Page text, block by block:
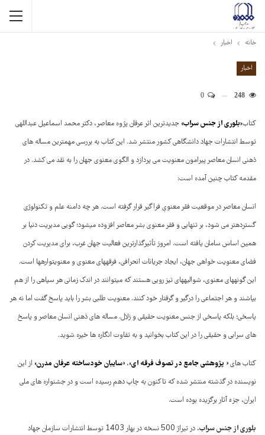
خانه اخبار
اخبار
248
کتاب«بلوری از جنس سراب» جدیدترین اثر عرفان پژوه معاصر، دکتر محمد اسماعیل عبداللهی
توسط انتشارات جهاد دانشگاهی کشور منتشر شد. این کتاب به بررسی مهمترین مساله های
ذهنی انسان معاصر پیرامون معنویت می پردازد و الگوی معنوی جهان را به نقد می کشد. در
مقدمه کتاب چنین آمده است:
انسان معاصر در موقعیت فقر معنویِ فراگیر قرار گرفته است. هر چه دامنه علم و تکنولوژی
گسترده­تر می شود، بر تنهایی و فقر معنوی بشر معاصر افزوده می­شود؛ گویی مدیریت دنیا بر
همین اساس سامان یافته است. امروز تأثیرگذارترین فعالیت جهان غرب، برای مدیریت کردن
فضای معنویت خواهی جهان، ایجاد جریانات انحرافی، فرقه­های معنوی و معنویت­واره­ها است.
این گونه­های معنوی، شوالیه­های تیز رویی هستند که می­توانند در اندک زمانی هر سپاهی را از هم
بپاشند و هر اجتماعی را درگیر و گرفتار خود کنند. معنویت طلبی بشر را باید پاسخ گفت اما نه هر
پاسخی؛ بلکه پاسخی از جنس معنویت حقیقی و زلال. مساله های ذهنی انسان معاصر و پاسخ
های سرابی و حقیقی را در این کتاب بخوانید و به تفاوت انگاره ها خیره شوید.
کتاب های « پژوهشی جامع در تصوف فرقه ای»، «سایبان خودساخته عرفان مدرن» از این
نویسنده در گذشته منتشر شده که تاکنون به چاپ دهم رسیده است و در جشنواره های ملی
ایران، جزء آثار برگزیده بوده است.
بلوری از جنس سراب
، در تیراژ 500 نسخه در بهار 1403 توسط انتشارات سازمان جهاد